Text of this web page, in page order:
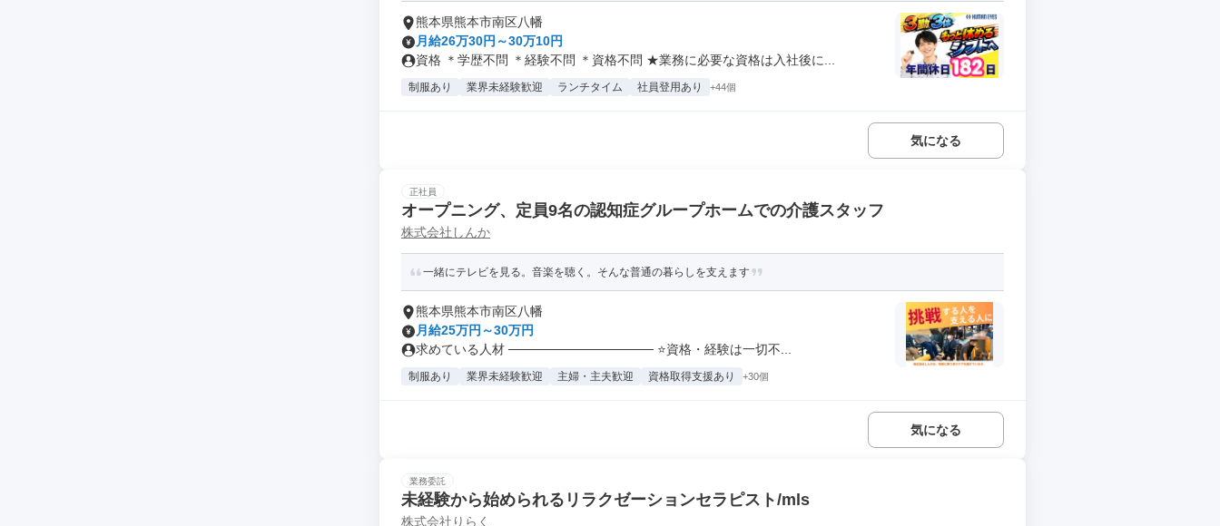
熊本県熊本市南区八幡
月給26万30円～30万10円
資格 ＊学歴不問 ＊経験不問 ＊資格不問 ★業務に必要な資格は入社後に...
制服あり 業界未経験歓迎 ランチタイム 社員登用あり +44個
気になる
正社員
オープニング、定員9名の認知症グループホームでの介護スタッフ
株式会社しんか
一緒にテレビを見る。音楽を聴く。そんな普通の暮らしを支えます
熊本県熊本市南区八幡
月給25万円～30万円
求めている人材 ──────────────── ⭐資格・経験は一切不...
制服あり 業界未経験歓迎 主婦・主夫歓迎 資格取得支援あり +30個
気になる
業務委託
未経験から始められるリラクゼーションセラピスト/mls
株式会社りらく